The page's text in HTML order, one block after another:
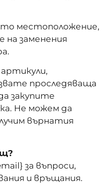
местоположение,
на заменения
проследяваща
закупите
Не можем да
върнатия
за въпроси,
и връщания.